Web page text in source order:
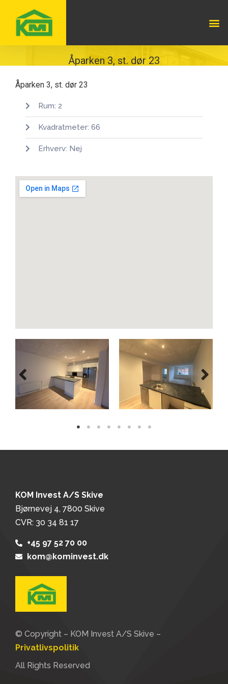
Åparken 3, st. dør 23
Åparken 3, st. dør 23
Rum: 2
Kvadratmeter: 66
Erhverv: Nej
© Copyright – KOM Invest A/S Skive –
Privatlivspolitik
All Rights Reserved
KOM Invest A/S Skive
Bjørnevej 4, 7800 Skive
CVR: 30 34 81 17
+45 97 52 70 00
kom@kominvest.dk